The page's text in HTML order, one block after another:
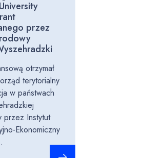
przez
otrzymał
terytorialny
w państwach
przez Instytut
Ekonomiczny